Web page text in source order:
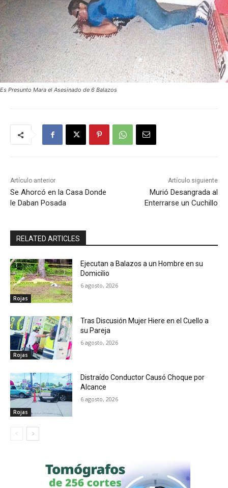
Es Presunto Mara el Asesinado de 6 Balazos
Artículo anterior
Se Ahorcó en la Casa Donde
le Daban Posada
Artículo siguiente
Murió Desangrada al
Enterrarse un Cuchillo
RELATED ARTICLES
Rojas
Ejecutan a Balazos a un Hombre en su
Domicilio
6 agosto, 2026
Rojas
Tras Discusión Mujer Hiere en el Cuello a
su Pareja
6 agosto, 2026
Rojas
Distraído Conductor Causó Choque por
Alcance
6 agosto, 2026